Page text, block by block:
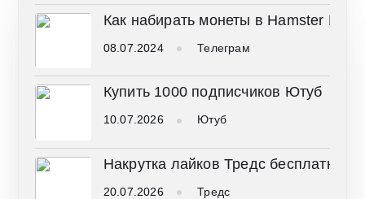
Как набирать монеты в Hamster
08.07.2024 Телеграм
Купить 1000 подписчиков Ютуб
10.07.2026 Ютуб
Накрутка лайков Тредс бесплатно
20.07.2026 Тредс